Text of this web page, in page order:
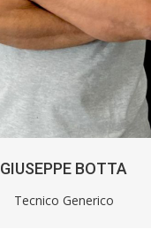
GIUSEPPE BOTTA
Tecnico Generico